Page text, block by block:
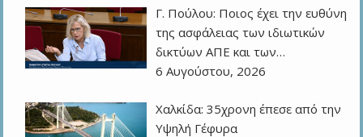
Γ. Πούλου: Ποιος έχει την ευθύνη
της ασφάλειας των ιδιωτικών
δικτύων ΑΠΕ και των…
6 Αυγούστου, 2026
Χαλκίδα: 35χρονη έπεσε από την
Υψηλή Γέφυρα